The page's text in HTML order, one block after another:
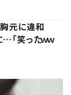
元に違和
「笑ったｗｗ